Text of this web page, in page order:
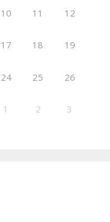
10 11 12
17 18 19
24 25 26
1 2 3